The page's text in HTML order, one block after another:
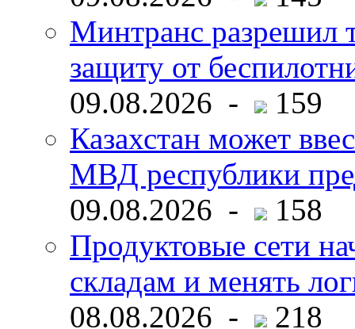
Минтранс разрешил
защиту от
09.08.2026 -
159
Казахстан может
МВД республики
09.08.2026 -
158
Продуктовые сети
складам и менять
08.08.2026 -
218